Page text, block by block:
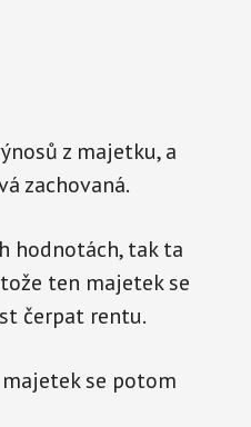
z majetku, a
zachovaná.
hodnotách, tak ta
ten majetek se
čerpat rentu.
se potom